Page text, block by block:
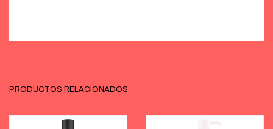
PRODUCTOS RELACIONADOS